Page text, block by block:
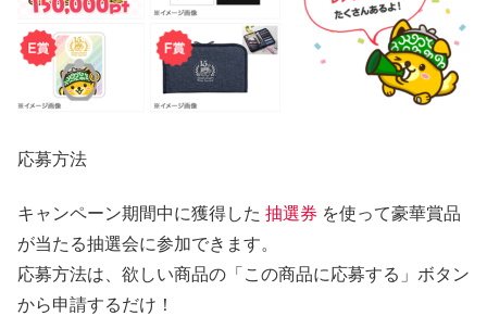
応募方法
キャンペーン期間中に獲得した 抽選券 を使って豪華賞品
が当たる抽選会に参加できます。
応募方法は、欲しい商品の「この商品に応募する」ボタン
から申請するだけ！